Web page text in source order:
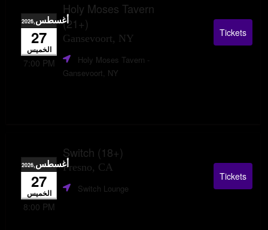
Holy Moses Tavern
(21+)
Gansevoort, NY
أغسطس,2026
27
الخميس
7:00 PM Holy Moses Tavern -
Gansevoort, NY
Tickets
Switch (18+)
Fresno, CAأغسطس,2026
27
الخميس
8:00 PM
Switch Lounge
Tickets